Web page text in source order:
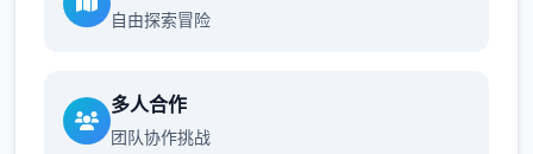
自由探索冒险
多人合作
团队协作挑战